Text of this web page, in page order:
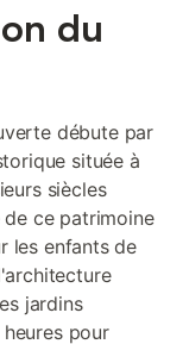
du
débute par
située à
siècles
ce patrimoine
les enfants de
jardins
pour